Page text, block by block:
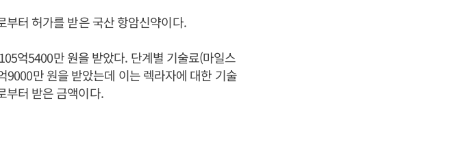
부터 허가를 받은 국산 항암신약이다.
억5400만 원을 받았다. 단계별 기술료(마일스
만 원을 받았는데 이는 렉라자에 대한 기술
부터 받은 금액이다.